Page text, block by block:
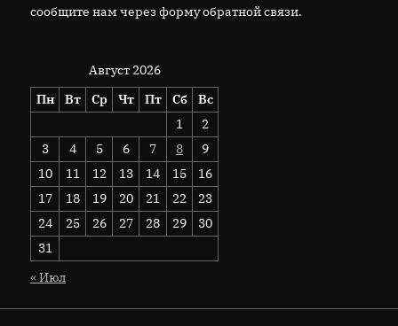
сообщите нам через форму обратной связи.
Август 2026
Пн
Вт Ср Чт Пт Сб
Вс
1
2
3
4 5 6 7 8
9
10
11 12 13 14 15
16
17
18 19 20 21 22
23
24
25 26 27 28 29
30
31
« Июл